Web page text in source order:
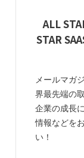
ALL
STAR
メールマガ
界最先端の
企業の成長
情報などを
い！